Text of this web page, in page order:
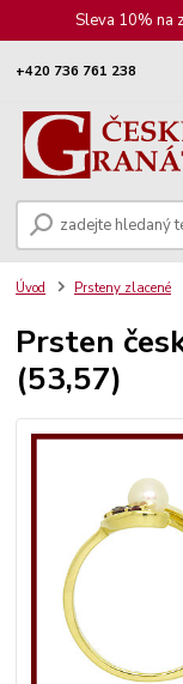
Sleva 10% na
+420 736 761 238
Úvod Prsteny zlacené
Prsten
(53,57)